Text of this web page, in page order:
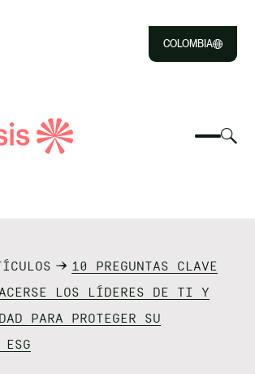
COLOMBIA
Select
10 PREGUNTAS CLAVE
LOS LÍDERES DE TI Y
PARA PROTEGER SU
ESG